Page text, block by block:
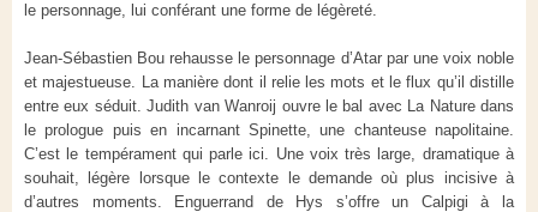
le personnage, lui conférant une forme de légèreté.
Jean-Sébastien Bou rehausse le personnage d’Atar par une voix noble
et majestueuse. La manière dont il relie les mots et le flux qu’il distille
entre eux séduit. Judith van Wanroij ouvre le bal avec La Nature dans
le prologue puis en incarnant Spinette, une chanteuse napolitaine.
C’est le tempérament qui parle ici. Une voix très large, dramatique à
souhait, légère lorsque le contexte le demande où plus incisive à
d’autres moments. Enguerrand de Hys s’offre un Calpigi à la